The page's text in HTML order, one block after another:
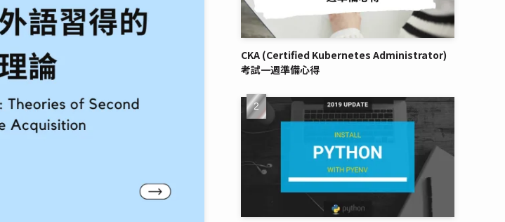
CKA (Certified Kubernetes Administrator)
考試一週準備心得